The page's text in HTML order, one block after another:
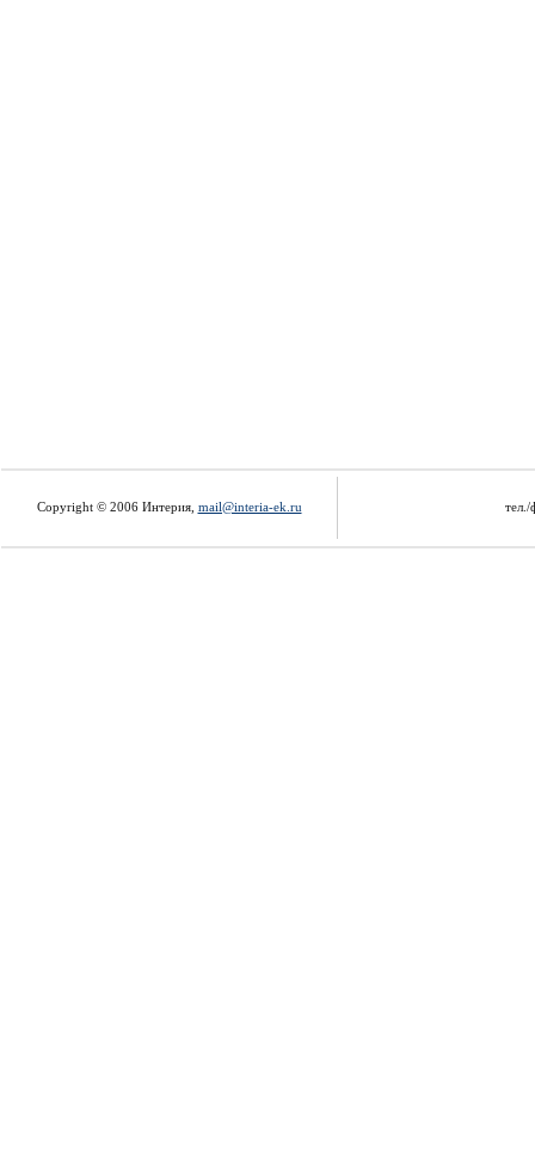
Copyright © 2006 Интерия, mail@interia-ek.ru